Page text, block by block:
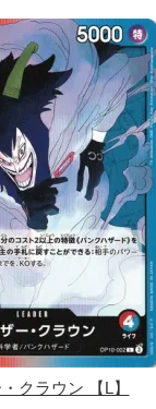
クラウン 【L】